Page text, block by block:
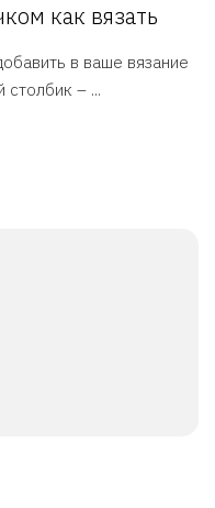
как вязать
в ваше вязание
– ...